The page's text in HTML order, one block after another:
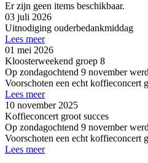
Er zijn geen items beschikbaar.
03 juli 2026
Uitnodiging ouderbedankmiddag
Lees meer
01 mei 2026
Kloosterweekend groep 8
Op zondagochtend 9 november
Voorschoten een echt koffieconcert
Lees meer
10 november 2025
Koffieconcert groot succes
Op zondagochtend 9 november
Voorschoten een echt koffieconcert
Lees meer